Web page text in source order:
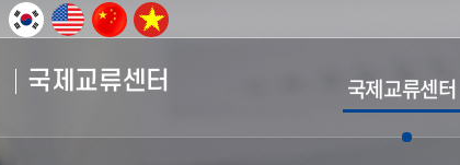
국제교류센터 국제교류센터